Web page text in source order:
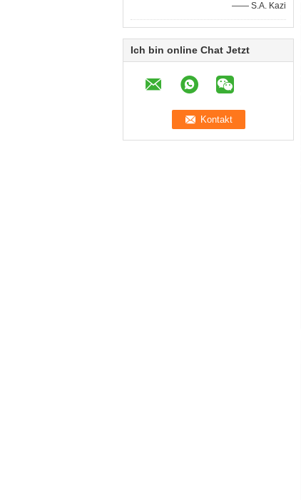
—— S.A. Kazi
Ich bin online Chat Jetzt